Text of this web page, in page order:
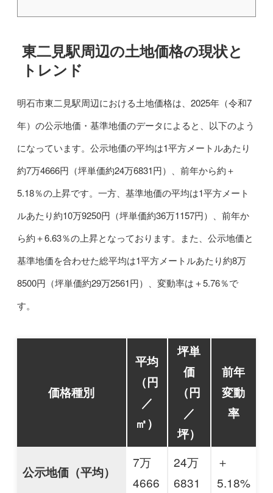
東二見駅周辺の土地価格の現状と
トレンド
明石市東二見駅周辺における土地価格は、2025年（令和7
年）の公示地価・基準地価のデータによると、以下のよう
になっています。公示地価の平均は1平方メートルあたり
約7万4666円（坪単価約24万6831円）、前年から約＋
5.18％の上昇です。一方、基準地価の平均は1平方メート
ルあたり約10万9250円（坪単価約36万1157円）、前年か
ら約＋6.63％の上昇となっております。また、公示地価と
基準地価を合わせた総平均は1平方メートルあたり約8万
8500円（坪単価約29万2561円）、変動率は＋5.76％で
す。
価格種別
平均
（円
／
㎡）
坪単
価
（円
／
坪）
前年
変動
率
公示地価（平均）
7万
4666
24万
6831
＋
5.18%